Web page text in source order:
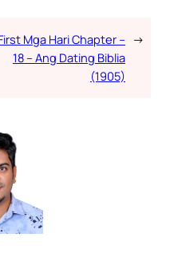
Mga Hari Chapter –
18 – Ang Dating Biblia
(1905)
→